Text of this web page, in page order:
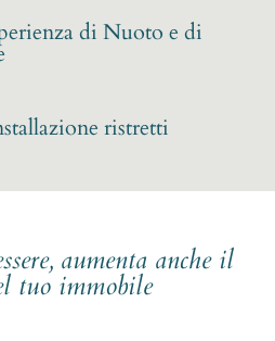
di Nuoto e di
ristretti
aumenta anche il
tuo immobile